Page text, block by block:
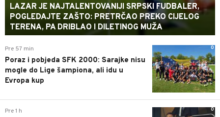
LAZAR JE NAJTALENTOVANIJI SRPSKI FUDBALER,
POGLEDAJTE ZAŠTO: PRETRČAO PREKO CIJELOG
TERENA, PA DRIBLAO I DILETINOG MUŽA
0
Pre 57 min
Poraz i pobjeda SFK 2000: Sarajke nisu
mogle do Lige šampiona, ali idu u
Evropa kup
0
Pre 1 h